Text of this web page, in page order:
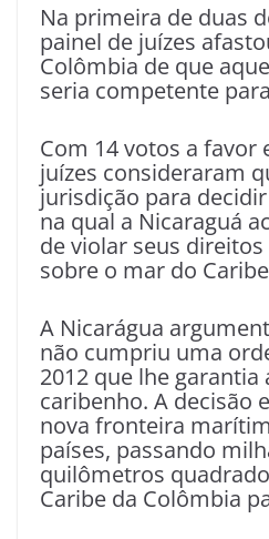
Na primeira de duas
painel de juízes
Colômbia de que
seria competente
Com 14 votos a favor
juízes consideraram
jurisdição para
na qual a Nicaraguá
de violar seus
sobre o mar do
A Nicarágua
não cumpriu uma
2012 que lhe
caribenho. A decisão
nova fronteira
países, passando
quilômetros
Caribe da Colômbia